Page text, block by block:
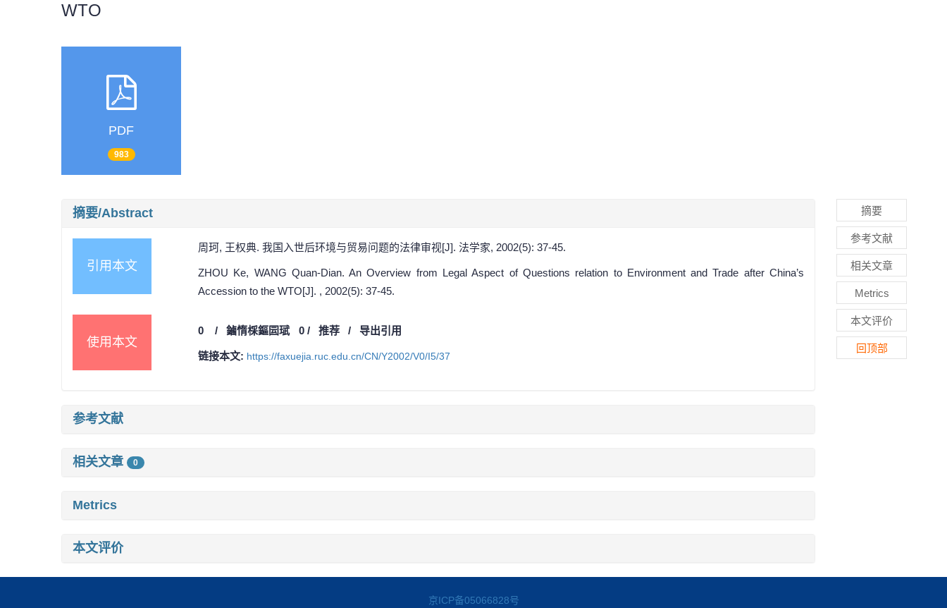
WTO
PDF
983
摘要/Abstract
引用本文
周珂, 王权典. 我国入世后环境与贸易问题的法律审视[J]. 法学家, 2002(5): 37-45.
ZHOU Ke, WANG Quan-Dian. An Overview from Legal Aspect of Questions relation to Environment and Trade after China’s
Accession to the WTO[J]. , 2002(5): 37-45.
使用本文
0 / 鏀惰棌鏂囩珷 0/ 推荐 / 导出引用
链接本文: https://faxuejia.ruc.edu.cn/CN/Y2002/V0/I5/37
参考文献
相关文章 0
Metrics
本文评价
摘要
参考文献
相关文章
Metrics
本文评价
回顶部
京ICP备05066828号